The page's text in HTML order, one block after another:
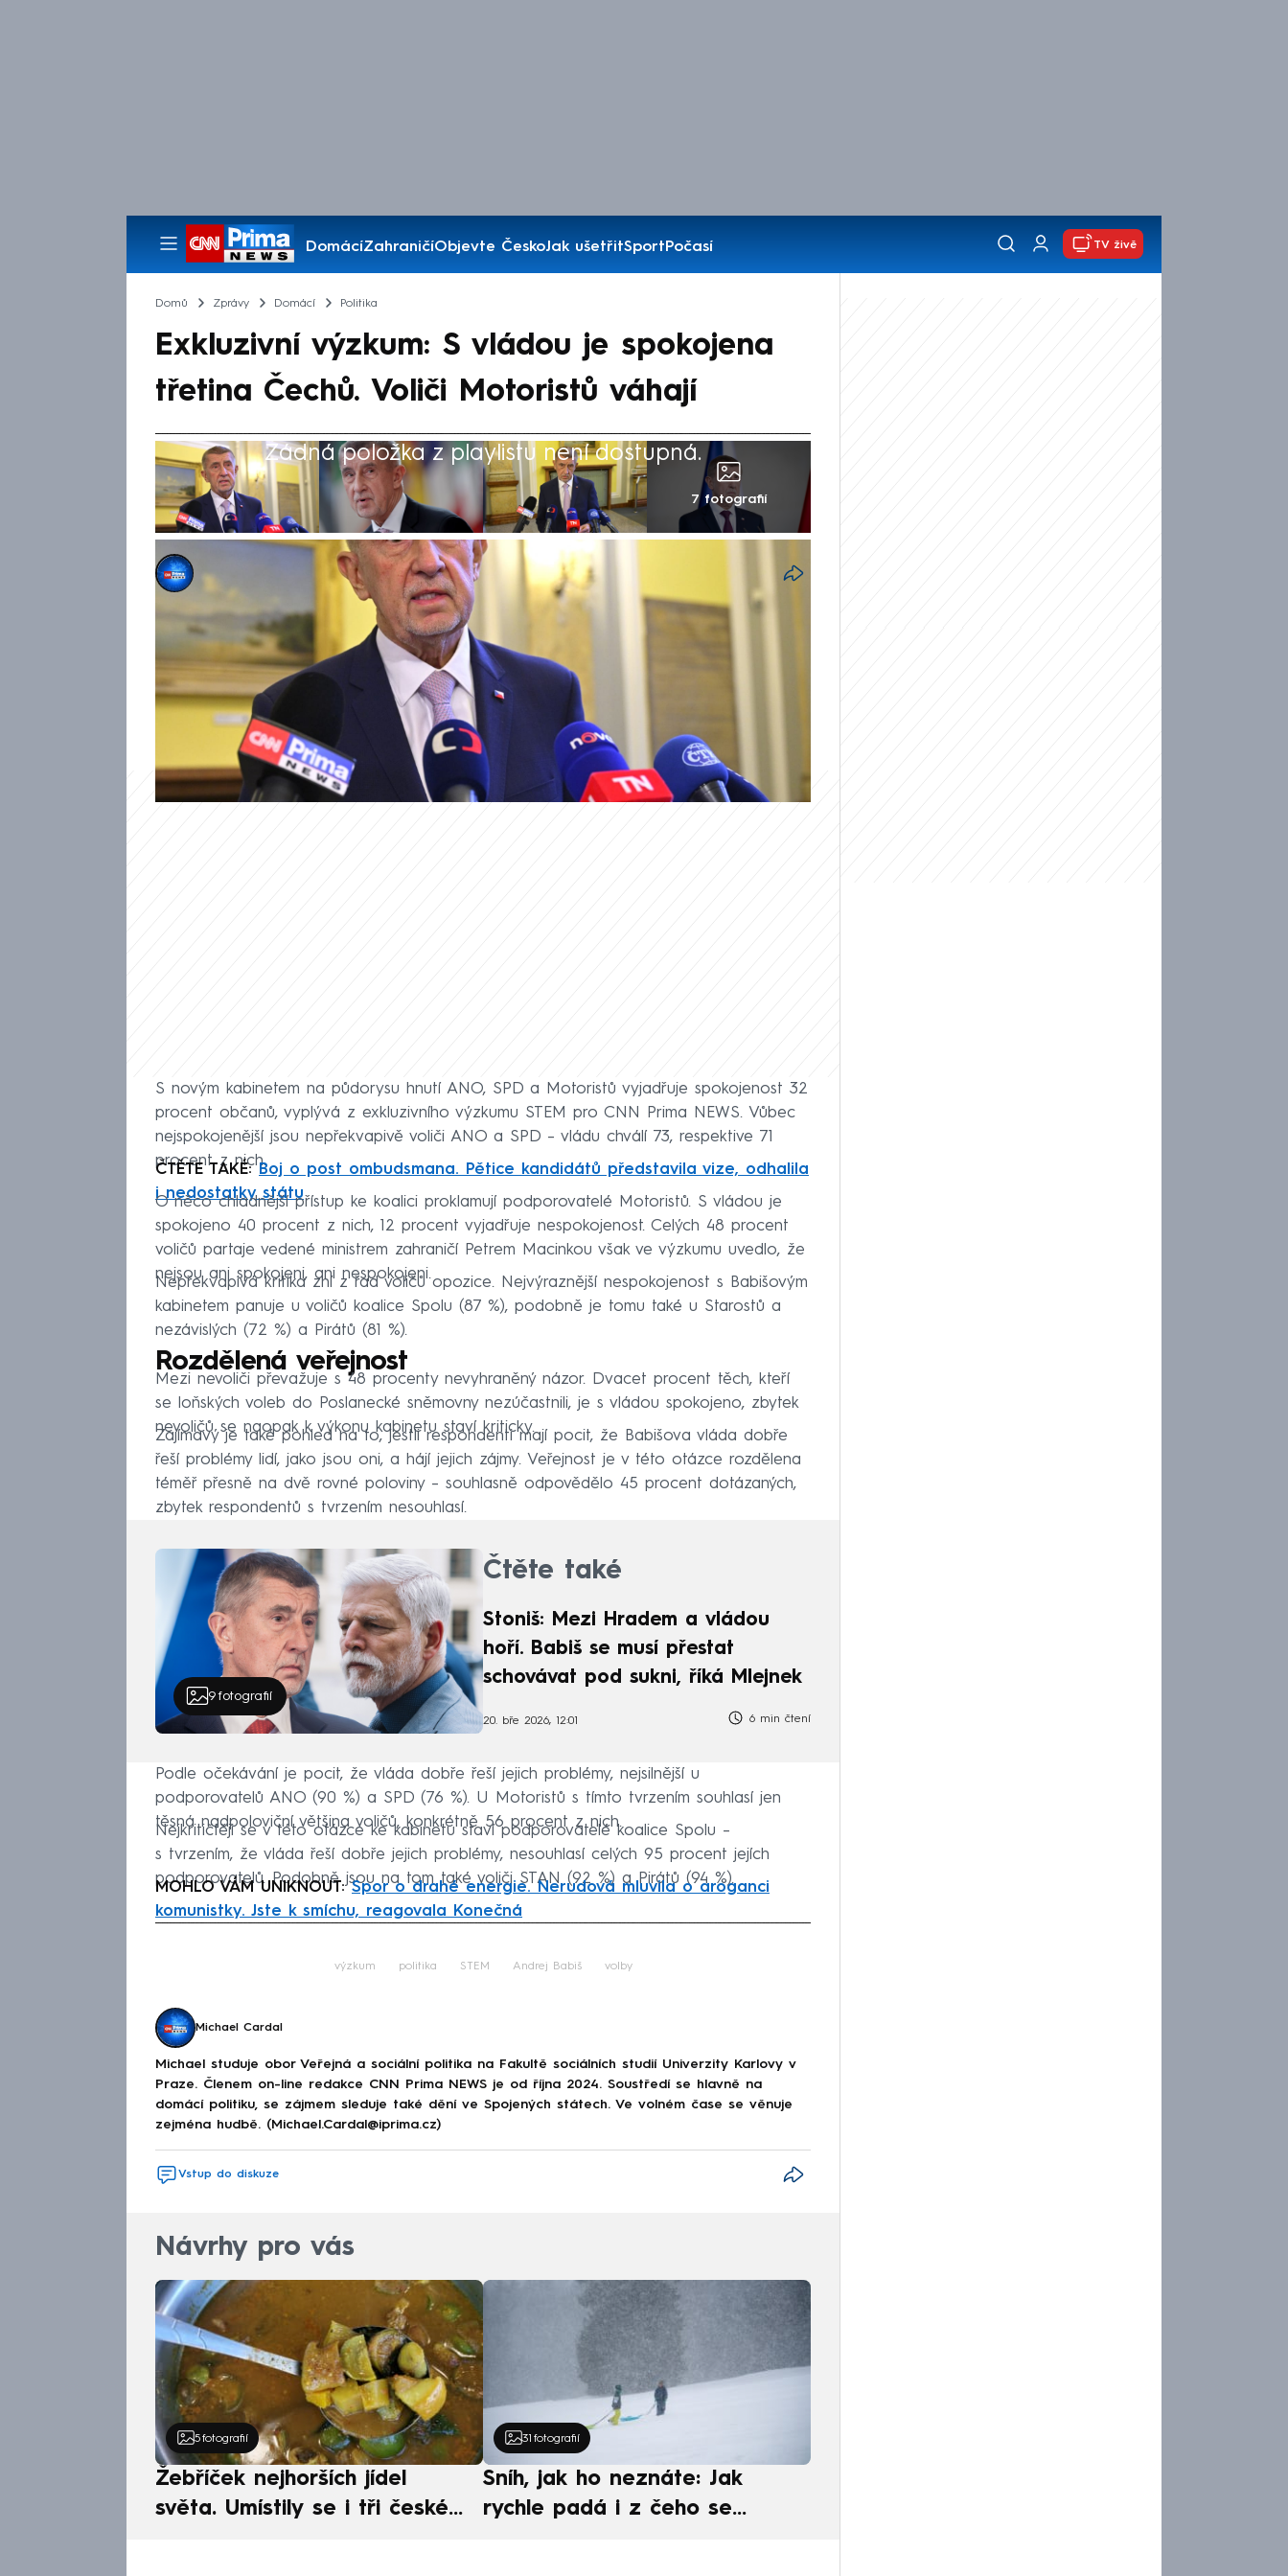
DomácíZahraničíObjevte ČeskoJak ušetřitSportPočasí
Pořady
TV živě
Domů Zprávy Domácí Politika
Exkluzivní výzkum: S vládou je spokojena
třetina Čechů. Voliči Motoristů váhají
Žádná položka z playlistu není dostupná.
7 fotografií
Michael Cardal
21. bře 2026, 19:11
S vládou Andreje Babiše (ANO) je spokojeno 32 procent lidí, vyplývá z
exkluzivního výzkumu STEM pro CNN Prima NEWS. Větší podíl,
konkrétně 38 procent respondentů, však uvedl, že s kabinetem
spokojen není. Mezi vládními voliči jsou nejpesimističtější podporovatelé
Motoristů.
S novým kabinetem na půdorysu hnutí ANO, SPD a Motoristů vyjadřuje spokojenost 32
procent občanů, vyplývá z exkluzivního výzkumu STEM pro CNN Prima NEWS. Vůbec
nejspokojenější jsou nepřekvapivě voliči ANO a SPD – vládu chválí 73, respektive 71
procent z nich.
ČTĚTE TAKÉ:Boj o post ombudsmana. Pětice kandidátů představila vize, odhalila
i nedostatky státu
O něco chladnější přístup ke koalici proklamují podporovatelé Motoristů. S vládou je
spokojeno 40 procent z nich, 12 procent vyjadřuje nespokojenost. Celých 48 procent
voličů partaje vedené ministrem zahraničí Petrem Macinkou však ve výzkumu uvedlo, že
nejsou ani spokojeni, ani nespokojeni.
Nepřekvapivá kritika zní z řad voličů opozice. Nejvýraznější nespokojenost s Babišovým
kabinetem panuje u voličů koalice Spolu (87 %), podobně je tomu také u Starostů a
nezávislých (72 %) a Pirátů (81 %).
Rozdělená veřejnost
Mezi nevoliči převažuje s 48 procenty nevyhraněný názor. Dvacet procent těch, kteří
se loňských voleb do Poslanecké sněmovny nezúčastnili, je s vládou spokojeno, zbytek
nevoličů se naopak k výkonu kabinetu staví kriticky.
Zajímavý je také pohled na to, jestli respondenti mají pocit, že Babišova vláda dobře
řeší problémy lidí, jako jsou oni, a hájí jejich zájmy. Veřejnost je v této otázce rozdělena
téměř přesně na dvě rovné poloviny – souhlasně odpovědělo 45 procent dotázaných,
zbytek respondentů s tvrzením nesouhlasí.
9fotografií
Čtěte také
Stoniš: Mezi Hradem a vládou
hoří. Babiš se musí přestat
schovávat pod sukni, říká Mlejnek
20. bře 2026, 12:01 6 min čtení
Podle očekávání je pocit, že vláda dobře řeší jejich problémy, nejsilnější u
podporovatelů ANO (90 %) a SPD (76 %). U Motoristů s tímto tvrzením souhlasí jen
těsná nadpoloviční většina voličů, konkrétně 56 procent z nich.
Nejkritičtěji se v této otázce ke kabinetu staví podporovatelé koalice Spolu –
s tvrzením, že vláda řeší dobře jejich problémy, nesouhlasí celých 95 procent jejích
podporovatelů. Podobně jsou na tom také voliči STAN (92 %) a Pirátů (94 %).
MOHLO VÁM UNIKNOUT:Spor o drahé energie. Nerudová mluvila o aroganci
komunistky. Jste k smíchu, reagovala Konečná
výzkum politika STEM Andrej Babiš volby
Michael Cardal
Michael studuje obor Veřejná a sociální politika na Fakultě sociálních studií Univerzity Karlovy v
Praze. Členem on-line redakce CNN Prima NEWS je od října 2024. Soustředí se hlavně na
domácí politiku, se zájmem sleduje také dění ve Spojených státech. Ve volném čase se věnuje
zejména hudbě. (Michael.Cardal@iprima.cz)
Vstup do diskuze
Návrhy pro vás
5 fotografií
Žebříček nejhorších jídel
světa. Umístily se i tři české
31 fotografií
Sníh, jak ho neznáte: Jak
rychle padá i z čeho se